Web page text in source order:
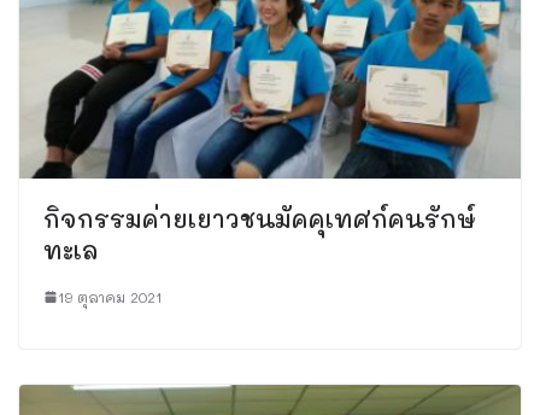
กิจกรรมค่ายเยาวชนมัคคุเทศก์คนรักษ์
ทะเล
19 ตุลาคม 2021